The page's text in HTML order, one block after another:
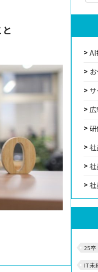
AI
広
社
25卒
IT未